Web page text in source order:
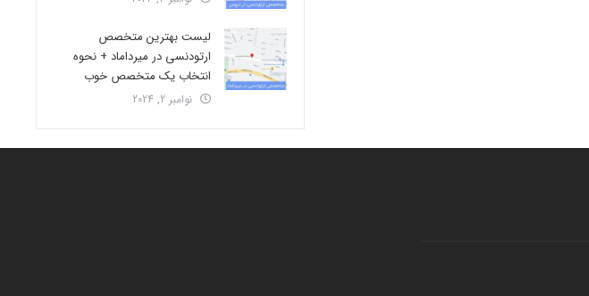
لیست بهترین متخصص
ارتودنسی در میرداماد + نحوه
انتخاب یک متخصص خوب
نوامبر 2, 2024